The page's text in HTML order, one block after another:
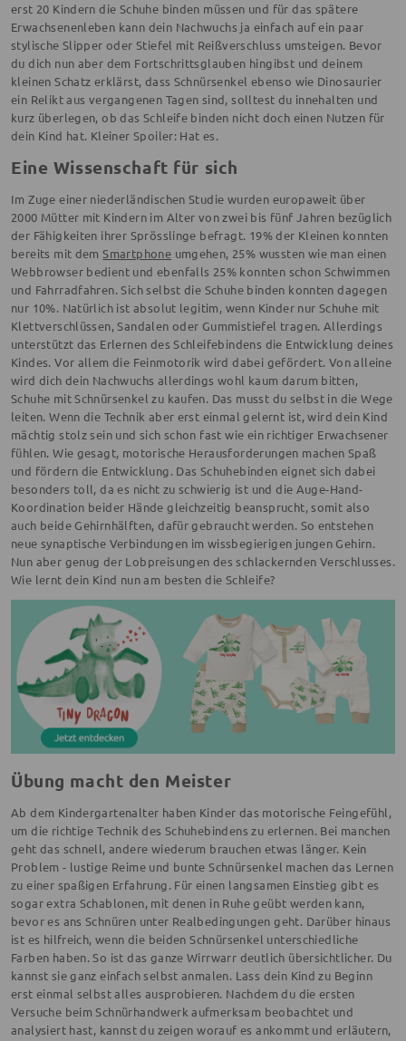
erst 20 Kindern die Schuhe binden müssen und für das spätere
Erwachsenenleben kann dein Nachwuchs ja einfach auf ein paar
stylische Slipper oder Stiefel mit Reißverschluss umsteigen. Bevor
du dich nun aber dem Fortschrittsglauben hingibst und deinem
kleinen Schatz erklärst, dass Schnürsenkel ebenso wie Dinosaurier
ein Relikt aus vergangenen Tagen sind, solltest du innehalten und
kurz überlegen, ob das Schleife binden nicht doch einen Nutzen für
dein Kind hat. Kleiner Spoiler: Hat es.
Eine Wissenschaft für sich
Im Zuge einer niederländischen Studie wurden europaweit über
2000 Mütter mit Kindern im Alter von zwei bis fünf Jahren bezüglich
der Fähigkeiten ihrer Sprösslinge befragt. 19% der Kleinen konnten
bereits mit demSmartphone umgehen, 25% wussten wie man einen
Webbrowser bedient und ebenfalls 25% konnten schon Schwimmen
und Fahrradfahren. Sich selbst die Schuhe binden konnten dagegen
nur 10%. Natürlich ist absolut legitim, wenn Kinder nur Schuhe mit
Klettverschlüssen, Sandalen oder Gummistiefel tragen. Allerdings
unterstützt das Erlernen des Schleifebindens die Entwicklung deines
Kindes. Vor allem die Feinmotorik wird dabei gefördert. Von alleine
wird dich dein Nachwuchs allerdings wohl kaum darum bitten,
Schuhe mit Schnürsenkel zu kaufen. Das musst du selbst in die Wege
leiten. Wenn die Technik aber erst einmal gelernt ist, wird dein Kind
mächtig stolz sein und sich schon fast wie ein richtiger Erwachsener
fühlen. Wie gesagt, motorische Herausforderungen machen Spaß
und fördern die Entwicklung. Das Schuhebinden eignet sich dabei
besonders toll, da es nicht zu schwierig ist und die Auge-Hand-
Koordination beider Hände gleichzeitig beansprucht, somit also
auch beide Gehirnhälften, dafür gebraucht werden. So entstehen
neue synaptische Verbindungen im wissbegierigen jungen Gehirn.
Nun aber genug der Lobpreisungen des schlackernden Verschlusses.
Wie lernt dein Kind nun am besten die Schleife?
Übung macht den Meister
Ab dem Kindergartenalter haben Kinder das motorische Feingefühl,
um die richtige Technik des Schuhebindens zu erlernen. Bei manchen
geht das schnell, andere wiederum brauchen etwas länger. Kein
Problem - lustige Reime und bunte Schnürsenkel machen das Lernen
zu einer spaßigen Erfahrung. Für einen langsamen Einstieg gibt es
sogar extra Schablonen, mit denen in Ruhe geübt werden kann,
bevor es ans Schnüren unter Realbedingungen geht. Darüber hinaus
ist es hilfreich, wenn die beiden Schnürsenkel unterschiedliche
Farben haben. So ist das ganze Wirrwarr deutlich übersichtlicher. Du
kannst sie ganz einfach selbst anmalen. Lass dein Kind zu Beginn
erst einmal selbst alles ausprobieren. Nachdem du die ersten
Versuche beim Schnürhandwerk aufmerksam beobachtet und
analysiert hast, kannst du zeigen worauf es ankommt und erläutern,